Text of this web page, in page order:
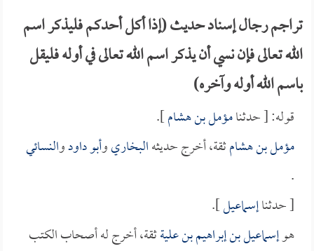
تراجم رجال إسناد حديث (إذا أكل أحدكم فليذكر اسم
الله تعالى فإن نسي أن يذكر اسم الله تعالى في أوله فليقل
باسم الله أوله وآخره)
قوله: [ حدثنامؤمل بن هشام].
مؤمل بن هشامثقة، أخرج حديثهالبخاريوأبو داودوالنسائي
.
[ حدثناإسماعيل].
هوإسماعيل بن إبراهيم بن عليةثقة، أخرج له أصحاب الكتب